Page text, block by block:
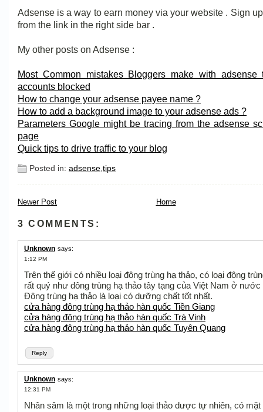
Adsense is a way to earn money via your website . Sign
from the link in the right side bar .
My other posts on Adsense :
Most Common mistakes Bloggers make with
accounts blocked
How to change your adsense payee name ?
How to add a background image to your adsense ads ?
Parameters Google might be tracing from the adsense
page
Quick tips to drive traffic to your blog
Posted in: adsense,tips
Newer Post Home
3 COMMENTS:
Unknown says:
1:12 PM
Reply
Trên thế giới có nhiều loại đông trùng hạ thảo, có loại đông
rất quý như đông trùng hạ thảo tây tạng của Việt Nam ở nước
Đông trùng hạ thảo là loại có dưỡng chất tốt nhất.
cửa hàng đông trùng hạ thảo hàn quốc Tiền Giang
cửa hàng đông trùng hạ thảo hàn quốc Trà Vinh
cửa hàng đông trùng hạ thảo hàn quốc Tuyên Quang
Unknown says:
12:31 PM
Nhân sâm là một trong những loại thảo dược tự nhiên, có